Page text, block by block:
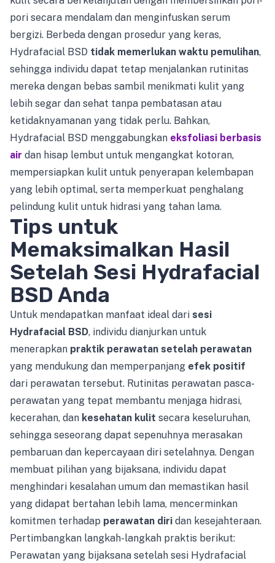
pori secara mendalam dan menginfuskan serum
bergizi. Berbeda dengan prosedur yang keras,
Hydrafacial BSD tidak memerlukan waktu pemulihan,
sehingga individu dapat tetap menjalankan rutinitas
mereka dengan bebas sambil menikmati kulit yang
lebih segar dan sehat tanpa pembatasan atau
ketidaknyamanan yang tidak perlu. Bahkan,
Hydrafacial BSD menggabungkan eksfoliasi berbasis
air dan hisap lembut untuk mengangkat kotoran,
mempersiapkan kulit untuk penyerapan kelembapan
yang lebih optimal, serta memperkuat penghalang
pelindung kulit untuk hidrasi yang tahan lama.
Tips untuk
Memaksimalkan Hasil
Setelah Sesi Hydrafacial
BSD Anda
Untuk mendapatkan manfaat ideal dari sesi
Hydrafacial BSD, individu dianjurkan untuk
menerapkan praktik perawatan setelah perawatan
yang mendukung dan memperpanjang efek positif
dari perawatan tersebut. Rutinitas perawatan pasca-
perawatan yang tepat membantu menjaga hidrasi,
kecerahan, dan kesehatan kulit secara keseluruhan,
sehingga seseorang dapat sepenuhnya merasakan
pembaruan dan kepercayaan diri setelahnya. Dengan
membuat pilihan yang bijaksana, individu dapat
menghindari kesalahan umum dan memastikan hasil
yang didapat bertahan lebih lama, mencerminkan
komitmen terhadap perawatan diri dan kesejahteraan.
Pertimbangkan langkah-langkah praktis berikut:
Perawatan yang bijaksana setelah sesi Hydrafacial